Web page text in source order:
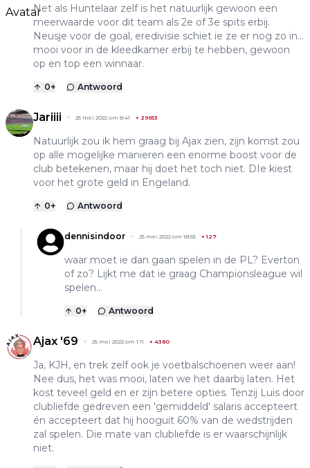
Net als Huntelaar zelf is het natuurlijk gewoon een
meerwaarde voor dit team als 2e of 3e spits erbij.
Neusje voor de goal, eredivisie schiet ie ze er nog zo in...
mooi voor in de kleedkamer erbij te hebben, gewoon
op en top een winnaar.
0+ Antwoord
Jariiii 25 mei 2022 om 8:41 + 29653
Natuurlijk zou ik hem graag bij Ajax zien, zijn komst zou
op alle mogelijke manieren een enorme boost voor de
club betekenen, maar hij doet het toch niet. DIe kiest
voor het grote geld in Engeland.
0+ Antwoord
dennisindoor 25 mei 2022 om 18:55 +127
waar moet ie dan gaan spelen in de PL? Everton
of zo? Lijkt me dat ie graag Championsleague wil
spelen...
0+ Antwoord
Ajax '69 25 mei 2022 om 1:11 + 4380
Ja, KJH, en trek zelf ook je voetbalschoenen weer aan!
Nee dus, het was mooi, laten we het daarbij laten. Het
kost teveel geld en er zijn betere opties. Tenzij Luis door
clubliefde gedreven een 'gemiddeld' salaris accepteert
én accepteert dat hij hooguit 60% van de wedstrijden
zal spelen. Die mate van clubliefde is er waarschijnlijk
niet.